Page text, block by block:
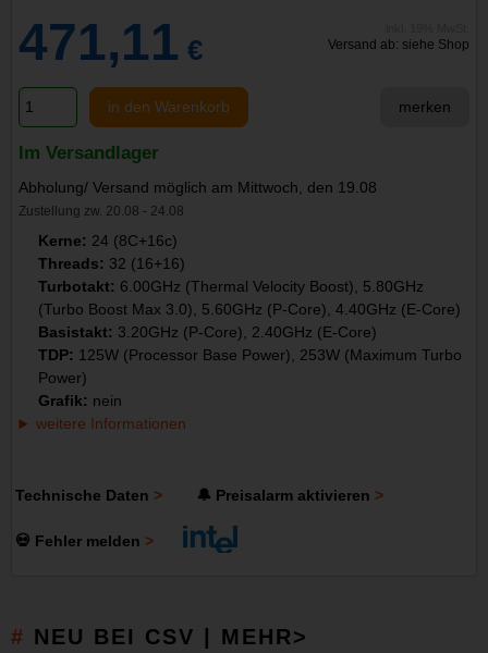
471,11 € Versand ab: siehe Shop
in den Warenkorb merken
Im Versandlager
Abholung/ Versand möglich am Mittwoch, den 19.08
Zustellung zw. 20.08 - 24.08
Kerne: 24 (8C+16c)
Threads: 32 (16+16)
Turbotakt: 6.00GHz (Thermal Velocity Boost), 5.80GHz
(Turbo Boost Max 3.0), 5.60GHz (P-Core), 4.40GHz (E-Core)
Basistakt: 3.20GHz (P-Core), 2.40GHz (E-Core)
TDP: 125W (Processor Base Power), 253W (Maximum Turbo
Power)
Grafik: nein
weitere Informationen
Technische Daten 🔔 Preisalarm aktivieren
💀 Fehler melden
NEU BEI CSV | MEHR>